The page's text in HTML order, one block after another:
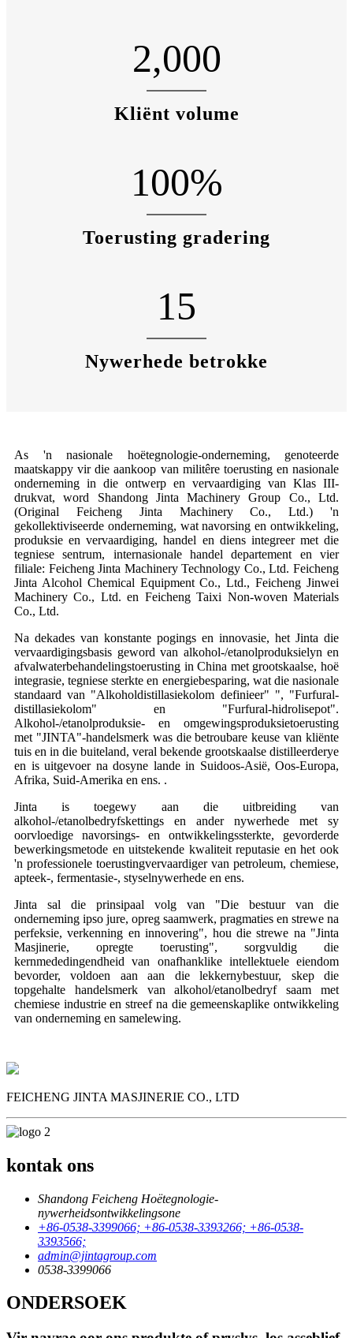
2,000
Kliënt volume
100%
Toerusting gradering
15
Nywerhede betrokke
As 'n nasionale hoëtegnologie-onderneming, genoteerde
maatskappy vir die aankoop van militêre toerusting en nasionale
onderneming in die ontwerp en vervaardiging van Klas III-
drukvat, word Shandong Jinta Machinery Group Co., Ltd.
(Original Feicheng Jinta Machinery Co., Ltd.) 'n
gekollektiviseerde onderneming, wat navorsing en ontwikkeling,
produksie en vervaardiging, handel en diens integreer met die
tegniese sentrum, internasionale handel departement en vier
filiale: Feicheng Jinta Machinery Technology Co., Ltd. Feicheng
Jinta Alcohol Chemical Equipment Co., Ltd., Feicheng Jinwei
Machinery Co., Ltd. en Feicheng Taixi Non-woven Materials
Co., Ltd.
Na dekades van konstante pogings en innovasie, het Jinta die
vervaardigingsbasis geword van alkohol-/etanolproduksielyn en
afvalwaterbehandelingstoerusting in China met grootskaalse, hoë
integrasie, tegniese sterkte en energiebesparing, wat die nasionale
standaard van "Alkoholdistillasiekolom definieer" ", "Furfural-
distillasiekolom" en "Furfural-hidrolisepot".
Alkohol-/etanolproduksie- en omgewingsproduksietoerusting
met "JINTA"-handelsmerk was die betroubare keuse van kliënte
tuis en in die buiteland, veral bekende grootskaalse distilleerderye
en is uitgevoer na dosyne lande in Suidoos-Asië, Oos-Europa,
Afrika, Suid-Amerika en ens. .
Jinta is toegewy aan die uitbreiding van
alkohol-/etanolbedryfskettings en ander nywerhede met sy
oorvloedige navorsings- en ontwikkelingssterkte, gevorderde
bewerkingsmetode en uitstekende kwaliteit reputasie en het ook
'n professionele toerustingvervaardiger van petroleum, chemiese,
apteek-, fermentasie-, styselnywerhede en ens.
Jinta sal die prinsipaal volg van "Die bestuur van die
onderneming ipso jure, opreg saamwerk, pragmaties en strewe na
perfeksie, verkenning en innovering", hou die strewe na "Jinta
Masjinerie, opregte toerusting", sorgvuldig die
kernmededingendheid van onafhanklike intellektuele eiendom
bevorder, voldoen aan aan die lekkernybestuur, skep die
topgehalte handelsmerk van alkohol/etanolbedryf saam met
chemiese industrie en streef na die gemeenskaplike ontwikkeling
van onderneming en samelewing.
FEICHENG JINTA MASJINERIE CO., LTD
kontak ons
Shandong Feicheng Hoëtegnologie-
nywerheidsontwikkelingsone
+86-0538-3399066; +86-0538-3393266; +86-0538-
3393566;
admin@jintagroup.com
0538-3399066
ONDERSOEK